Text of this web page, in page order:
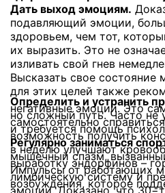
Дать выход эмоциям.
подавляющий эмоции,
здоровьем, чем тот,
их выразить. Это не
изливать свой гнев
Высказать свое
для этих целей также
Определить и устранить
негативные эмоции. Это
но сложный путь. Часто не
самостоятельно
и требуется помощь
возможность получить
Регулярно заниматься
в неделю улучшают
мышечный спазм,
выработку эндорфинов –
Импульсы от работающих
лимбическую систему и
возбуждения, которое
эмоции. Доказано, что